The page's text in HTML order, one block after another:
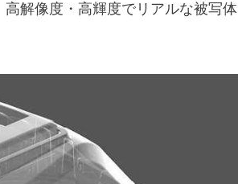
高解像度・高輝度でリアルな被写体